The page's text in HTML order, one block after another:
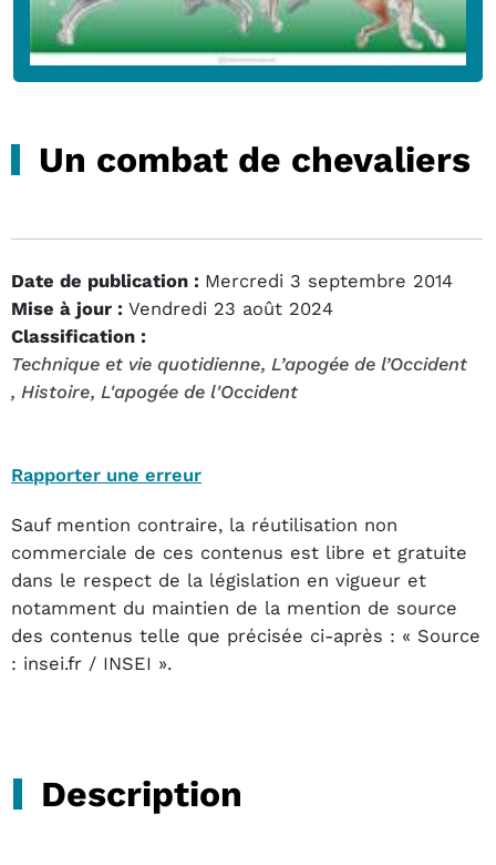
Un combat de chevaliers
Date de publication : Mercredi 3 septembre 2014
Mise à jour : Vendredi 23 août 2024
Classification :
Technique et vie quotidienne, L’apogée de l’Occident
, Histoire, L'apogée de l'Occident
Rapporter une erreur
Sauf mention contraire, la réutilisation non
commerciale de ces contenus est libre et gratuite
dans le respect de la législation en vigueur et
notamment du maintien de la mention de source
des contenus telle que précisée ci-après : « Source
: insei.fr / INSEI ».
Description